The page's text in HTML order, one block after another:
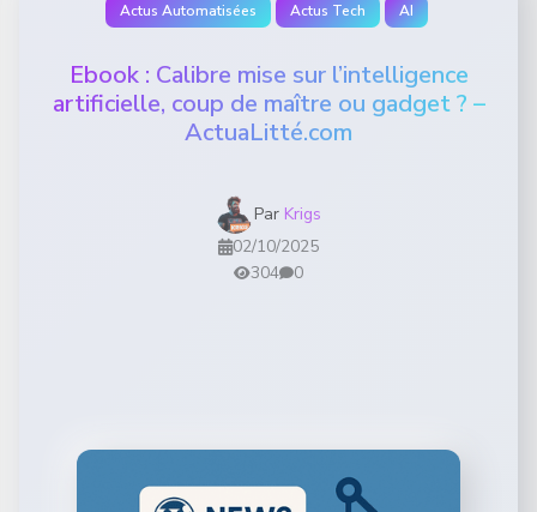
Actus Automatisées Actus Tech AI
Ebook : Calibre mise sur l’intelligence
artificielle, coup de maître ou gadget ? –
ActuaLitté.com
Par Krigs
02/10/2025
304
0